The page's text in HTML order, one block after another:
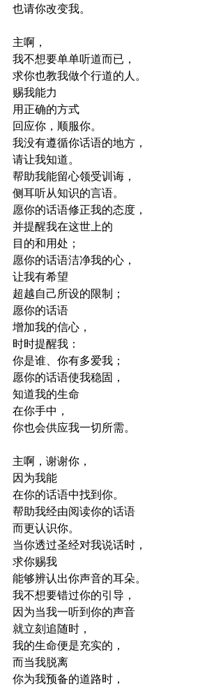
也请你改变我。
主啊，
我不想要单单听道而已，
求你也教我做个行道的人。
赐我能力
用正确的方式
回应你，顺服你。
我没有遵循你话语的地方，
请让我知道。
帮助我能留心领受训诲，
侧耳听从知识的言语。
愿你的话语修正我的态度，
并提醒我在这世上的
目的和用处；
愿你的话语洁净我的心，
让我有希望
超越自己所设的限制；
愿你的话语
增加我的信心，
时时提醒我：
你是谁、你有多爱我；
愿你的话语使我稳固，
知道我的生命
在你手中，
你也会供应我一切所需。
主啊，谢谢你，
因为我能
在你的话语中找到你。
帮助我经由阅读你的话语
而更认识你。
当你透过圣经对我说话时，
求你赐我
能够辨认出你声音的耳朵。
我不想要错过你的引导，
因为当我一听到你的声音
就立刻追随时，
我的生命便是充实的，
而当我脱离
你为我预备的道路时，